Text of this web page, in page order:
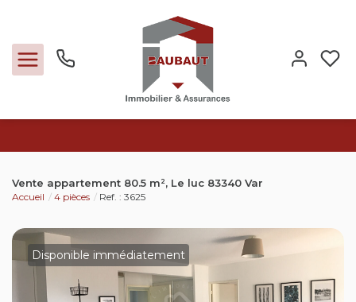
Locations
Expertise
Nos métiers
Vente appartement 80.5 m², Le luc 83340 Var
Accueil 4 pièces Ref. : 3625
Disponible immédiatement